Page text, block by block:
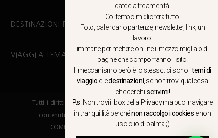
DESTINAZIONI PRINCIPALI
VIAGGI A TEMA
Tutti i diritti riservati. E’ vietata la copia e la riproduzione dei
contenuti in qualsiasi modo o forma. – COPYRIGHT ©LA
COMPAGNIA DEL RELAX – Made in Springfield srl
date e altre amenità.
Col tempo migliorerà tutto!
Foto, calendario partenze, newsletter, link, un
lavoro
immane per mettere on-line il mezzo migliaio di
pagine che comporranno il sito.
Il meccanismo però è lo stesso: ci sono itemi di
viaggio e ledestinazioni , se non trovi qualcosa
che cerchi,scrivimi!
P.s . Non trovi il box della Privacy ma puoi navigare
in tranquillità perchénon raccolgo i cookies e non
uso olio di palma ;)